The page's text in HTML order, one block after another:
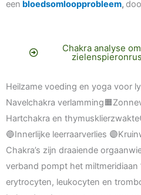
een bloedsomloopprobleem,
Chakra analyse
Heilzame voeding en yoga voor
Navelchakra
Hartchakra en
🔵Innerlijke leerraarverlies
Chakra’s zijn draaiende
verband pompt het miltmeridiaan
erytrocyten, leukocyten en